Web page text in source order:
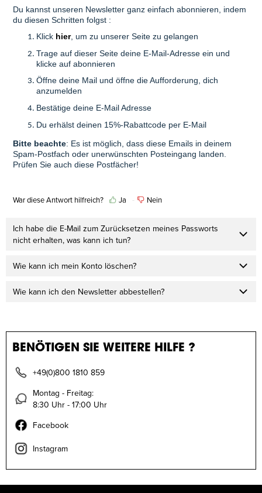
Du kannst unseren Newsletter ganz einfach abonnieren, indem
du diesen Schritten folgst :
Klick hier, um zu unserer Seite zu gelangen
Trage auf dieser Seite deine E-Mail-Adresse ein und
klicke auf abonnieren
Öffne deine Mail und öffne die Aufforderung, dich
anzumelden
Bestätige deine E-Mail Adresse
Du erhälst deinen 15%-Rabattcode per E-Mail
Bitte beachte: Es ist möglich, dass diese Emails in deinem
Spam-Postfach oder unerwünschten Posteingang landen.
Prüfen Sie auch diese Postfächer!
War diese Antwort hilfreich? Ja Nein
Ich habe die E-Mail zum Zurücksetzen meines Passworts
nicht erhalten, was kann ich tun?
Wie kann ich mein Konto löschen?
Wie kann ich den Newsletter abbestellen?
BENÖTIGEN SIE WEITERE HILFE ?
+49(0)800 1810 859
Montag - Freitag:
8:30 Uhr - 17:00 Uhr
Facebook
Instagram